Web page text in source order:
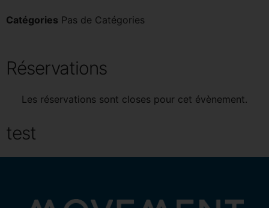
Catégories Pas de Catégories
Réservations
Les réservations sont closes pour cet évènement.
test